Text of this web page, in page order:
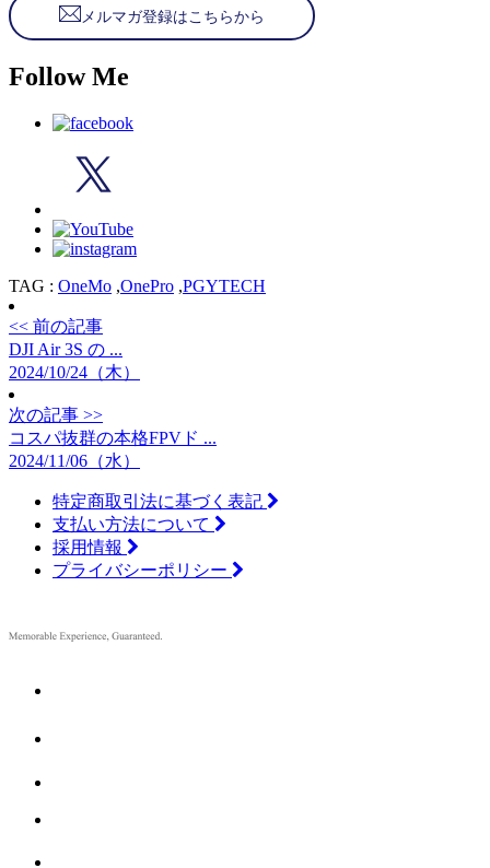
メルマガ登録はこちらから
Follow Me
TAG : OneMo ,OnePro ,PGYTECH
<< 前の記事
DJI Air 3S の ...
2024/10/24（木）
次の記事 >>
コスパ抜群の本格FPVド ...
2024/11/06（水）
特定商取引法に基づく表記
支払い方法について
採用情報
プライバシーポリシー